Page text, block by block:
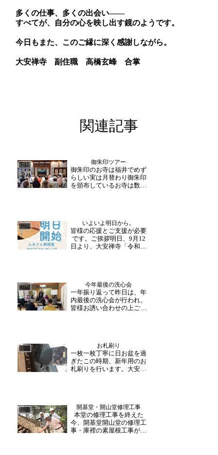
多くの仕事、多くの出会い――
すべてが、自分の心を映し出す鏡のようです。
今日もまた、このご縁に深く感謝しながら。
大安禅寺 副住職 高橋玄峰 合掌
関連記事
日誌 御朱印ツアー
御朱印のお寺は福井でめず
らしい実は月替わり御朱印
を頒布しているお寺は数少
た。月替わり御朱印を楽し
みに月参りに訪れてくださ
る方々も多く、そのご縁
が...
日誌 いよいよ明日から。
皆様の応援とご支援が必要
です。ご挨拶明日、9月12
日より、大安禅寺「令和の
緊張でいっぱいです。けれ
どもそれ以上に、ここまで
大安禅寺守り伝えてきた...
日誌 今年最後の洗心会
一年振り返って昨日は、年
内最後の洗心会が行われ、
皆様お誘い合わせの上ご参
ついての法話となりまし
た。洗心会の後は、皆様と
一年締めくくりランチへ大
安...
日誌 お札刷り
一枚一枚丁寧に日お盆を過
ぎたこの時期、新年用のお
札刷りを行います。大安禅
般若会」にて檀信徒様へお
渡しするお札であり、また
当山での御祈祷の際お渡
し...
日誌 開基堂・開山堂修理工事
本堂の修理工事を終えた
今、開基堂開山堂の修理工
事・庫裡の素屋根工事が進